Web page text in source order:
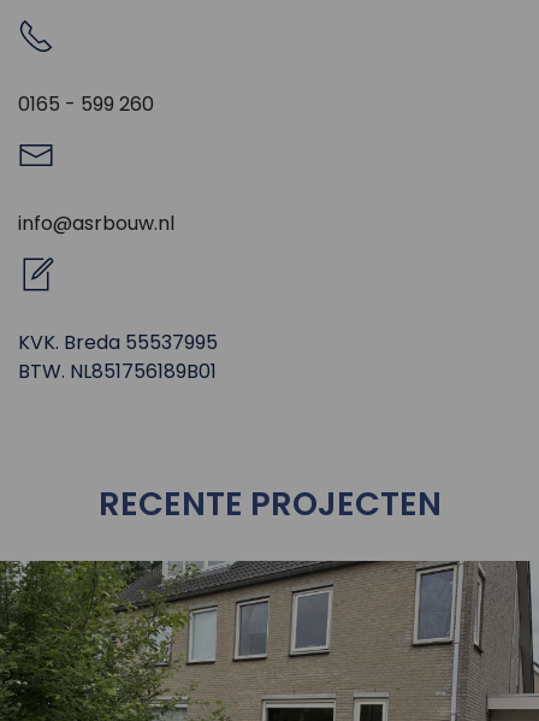
0165 - 599 260
info@asrbouw.nl
KVK. Breda 55537995
BTW. NL851756189B01
RECENTE PROJECTEN